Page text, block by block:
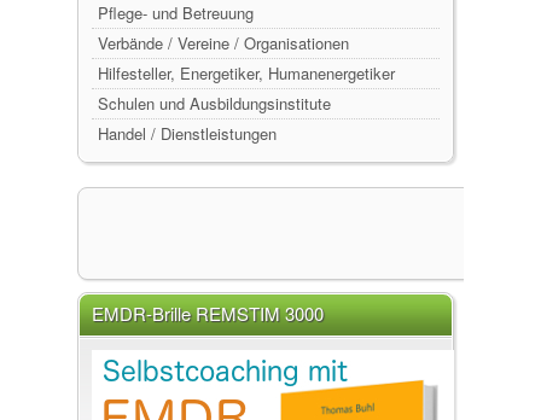
Pflege- und Betreuung
Verbände / Vereine / Organisationen
Hilfesteller, Energetiker, Humanenergetiker
Schulen und Ausbildungsinstitute
Handel / Dienstleistungen
EMDR-Brille REMSTIM 3000